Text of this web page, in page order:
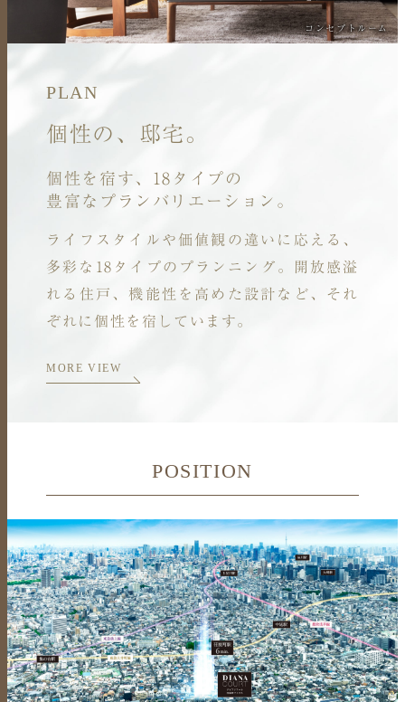
コンセプトルーム
PLAN
個性の、邸宅。
個性を宿す、 18 タイプの
豊富なプランバリエーション。
ライフスタイルや価値観の違いに応える、
多彩な 18 タイプのプランニング。
開放感溢
れる住戸、機能性を高めた設計など、 それ
ぞれに個性を宿しています。
MORE VIEW
POSITION